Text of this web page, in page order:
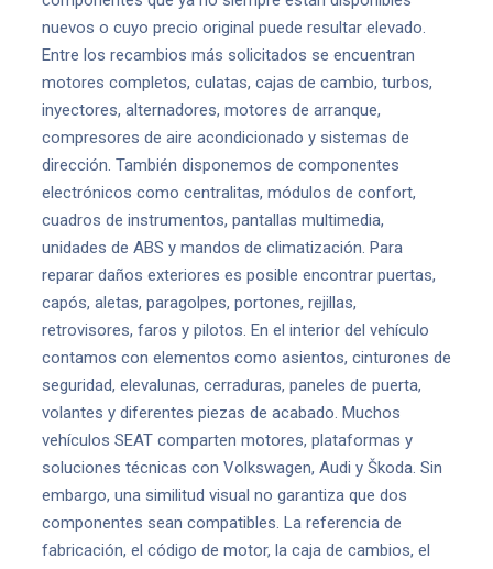
nuevos o cuyo precio original puede resultar elevado.
Entre los recambios más solicitados se encuentran
motores completos, culatas, cajas de cambio, turbos,
inyectores, alternadores, motores de arranque,
compresores de aire acondicionado y sistemas de
dirección. También disponemos de componentes
electrónicos como centralitas, módulos de confort,
cuadros de instrumentos, pantallas multimedia,
unidades de ABS y mandos de climatización. Para
reparar daños exteriores es posible encontrar puertas,
capós, aletas, paragolpes, portones, rejillas,
retrovisores, faros y pilotos. En el interior del vehículo
contamos con elementos como asientos, cinturones de
seguridad, elevalunas, cerraduras, paneles de puerta,
volantes y diferentes piezas de acabado. Muchos
vehículos SEAT comparten motores, plataformas y
soluciones técnicas con Volkswagen, Audi y Škoda. Sin
embargo, una similitud visual no garantiza que dos
componentes sean compatibles. La referencia de
fabricación, el código de motor, la caja de cambios, el